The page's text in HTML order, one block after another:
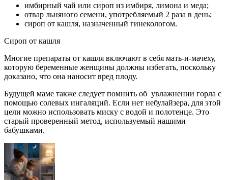
имбирный чай или сироп из имбиря, лимона и меда;
отвар льняного семени, употребляемый 2 раза в день;
сироп от кашля, назначенный гинекологом.
Сироп от кашля
Многие препараты от кашля включают в себя мать-и-мачеху,
которую беременные женщины должны избегать, поскольку
доказано, что она наносит вред плоду.
Будущей маме также следует помнить об увлажнении горла с
помощью солевых ингаляций. Если нет небулайзера, для этой
цели можно использовать миску с водой и полотенце. Это
старый проверенный метод, используемый нашими
бабушками.